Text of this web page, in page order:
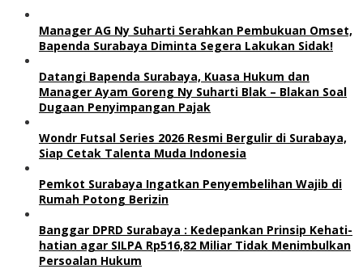
Manager AG Ny Suharti Serahkan Pembukuan Omset,
Bapenda Surabaya Diminta Segera Lakukan Sidak!
Datangi Bapenda Surabaya, Kuasa Hukum dan
Manager Ayam Goreng Ny Suharti Blak – Blakan Soal
Dugaan Penyimpangan Pajak
Wondr Futsal Series 2026 Resmi Bergulir di Surabaya,
Siap Cetak Talenta Muda Indonesia
Pemkot Surabaya Ingatkan Penyembelihan Wajib di
Rumah Potong Berizin
Banggar DPRD Surabaya : Kedepankan Prinsip Kehati-
hatian agar SILPA Rp516,82 Miliar Tidak Menimbulkan
Persoalan Hukum